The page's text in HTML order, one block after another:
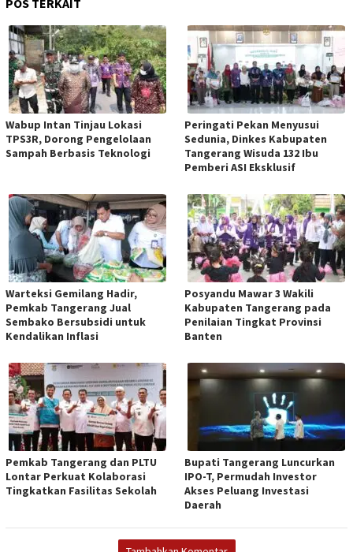
POS TERKAIT
Wabup Intan Tinjau Lokasi
TPS3R, Dorong Pengelolaan
Sampah Berbasis Teknologi
Peringati Pekan Menyusui
Sedunia, Dinkes Kabupaten
Tangerang Wisuda 132 Ibu
Pemberi ASI Eksklusif
Warteksi Gemilang Hadir,
Pemkab Tangerang Jual
Sembako Bersubsidi untuk
Kendalikan Inflasi
Posyandu Mawar 3 Wakili
Kabupaten Tangerang pada
Penilaian Tingkat Provinsi
Banten
Pemkab Tangerang dan PLTU
Lontar Perkuat Kolaborasi
Tingkatkan Fasilitas Sekolah
Bupati Tangerang Luncurkan
IPO-T, Permudah Investor
Akses Peluang Investasi
Daerah